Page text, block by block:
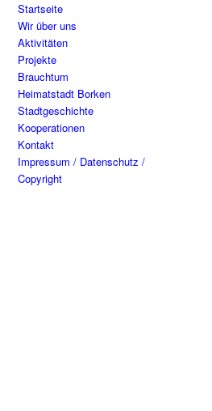
Startseite
Wir über uns
Aktivitäten
Projekte
Brauchtum
Heimatstadt Borken
Stadtgeschichte
Kooperationen
Kontakt
Impressum / Datenschutz /
Copyright